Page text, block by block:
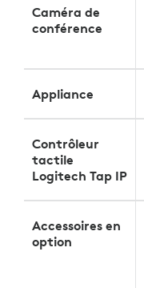
Caméra de
conférence
Appliance
Contrôleur
tactile
Logitech Tap IP
Accessoires en
option